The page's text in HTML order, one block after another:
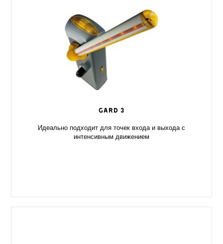
GARD 3
Идеально подходит для точек входа и выхода с
интенсивным движением